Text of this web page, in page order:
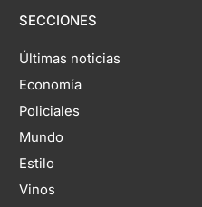
SECCIONES
Últimas noticias
Economía
Policiales
Mundo
Estilo
Vinos